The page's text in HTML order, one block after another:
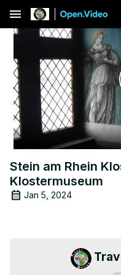
menu
Stein am Rhein
Klostermuseum
Jan 5, 2024